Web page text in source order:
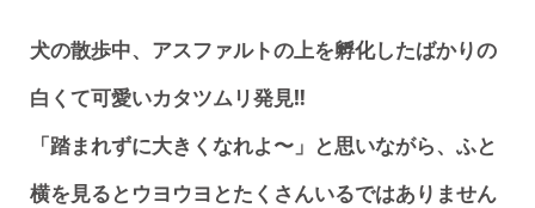
犬の散歩中、アスファルトの上を孵化したばかりの
白くて可愛いカタツムリ発見‼️
「踏まれずに大きくなれよ〜」と思いながら、ふと
横を見るとウヨウヨとたくさんいるではありません